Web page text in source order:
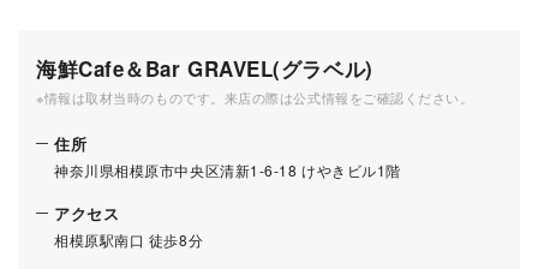
海鮮Cafe＆Bar GRAVEL(グラベル)
※情報は取材当時のものです。来店の際は公式情報をご確認ください。
住所
神奈川県相模原市中央区清新1-6-18 けやきビル1階
アクセス
相模原駅南口 徒歩8分